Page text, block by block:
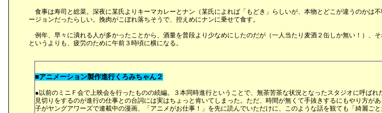
食事は寿司と総菜。深夜に某氏よりキーマカレーとナン（某氏によれば「もどき」らしいが、本物とどこが違うのかは
ージョンだったらしい。挽肉がこぼれ落ちそうで、控えめにナンに乗せて食す。
例年、早々に潰れる人が多かったことから、酒量を普段より少なめにしたのだが（一人当たり麦酒２缶しか無い！）、
というよりも、疲労のために午前３時頃に横になる。
■アニメーション製作進行くろみちゃん２
●以前のミニＦ会で上映会を行ったものの続編。３本同時進行ということで、無茶苦茶な状況となったスタジオに呼ば
見切りをするのが進行の仕事との台詞には実はちょっと肯いてしまった。ただ、時間が無くて手抜きするにもやり方
子がヤングアワーズで連載中の漫画、「アニメがお仕事！」を先に読んでいただけに、このような話を観ても「綺麗ご